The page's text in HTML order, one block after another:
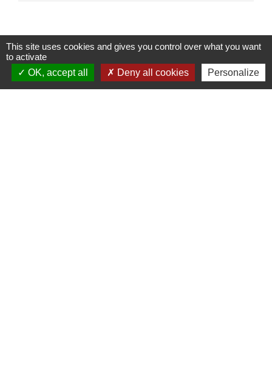
Contact
Commune de Frambouhans
This site uses cookies and gives you control over what you want
to activate
OK, accept all
Deny all cookies Personalize